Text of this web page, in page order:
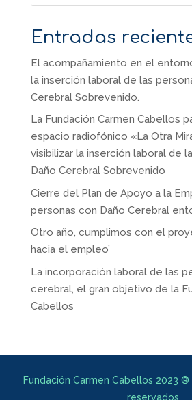
Entradas
El acompañamiento en el
la inserción laboral de las
Cerebral Sobrevenido.
La Fundación Carmen Cabellos
espacio radiofónico «La Otra
visibilizar la inserción laboral de
Daño Cerebral Sobrevenido
Cierre del Plan de Apoyo a la
personas con Daño Cerebral
Otro año, cumplimos con el
hacia el empleo’
La incorporación laboral de las
cerebral, el gran objetivo de la
Cabellos
Fundación Carmen Cabellos 2023
reservados